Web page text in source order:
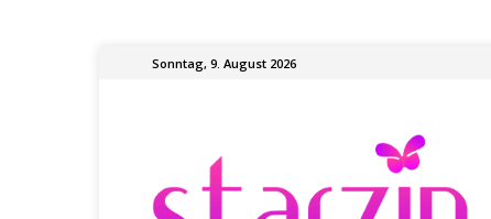
Sonntag, 9. August 2026